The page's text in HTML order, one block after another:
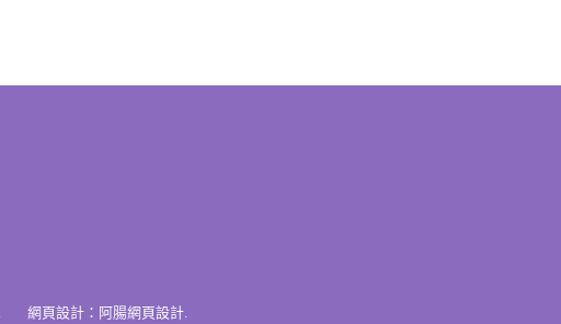
. 網頁設計： 阿腸網頁設計.